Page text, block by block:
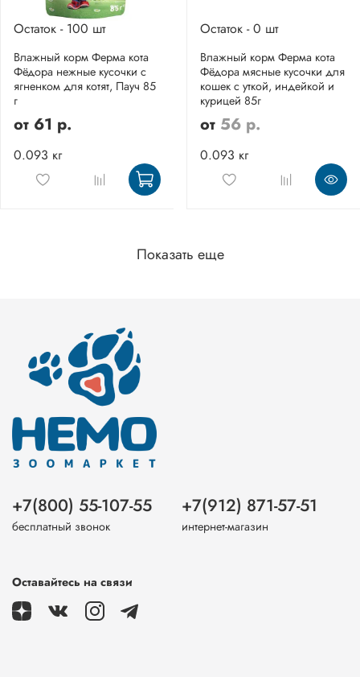
Остаток - 100 шт
Влажный корм Ферма кота
Фёдора нежные кусочки с
ягненком для котят, Пауч 85
г
от 61 р.
0.093 кг
Остаток - 0 шт
Влажный корм Ферма кота
Фёдора мясные кусочки для
кошек с уткой, индейкой и
курицей 85г
от 56 р.
0.093 кг
Показать еще
+7(800) 55-107-55
бесплатный звонок
+7(912) 871-57-51
интернет-магазин
Оставайтесь на связи